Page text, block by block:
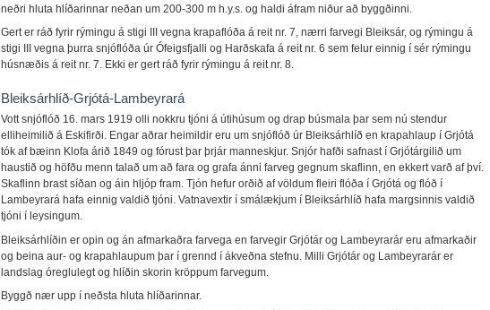
neðri hluta hlíðarinnar neðan um 200-300 m h.y.s. og haldi áfram niður að byggðinni.
Gert er ráð fyrir rýmingu á stigi III vegna krapaflóða á reit nr. 7, nærri farvegi Bleiksár, og rýmingu á
stigi III vegna þurra snjóflóða úr Ófeigsfjalli og Harðskafa á reit nr. 6 sem felur einnig í sér rýmingu
húsnæðis á reit nr. 7. Ekki er gert ráð fyrir rýmingu á reit nr. 8.
Bleiksárhlíð-Grjótá-Lambeyrará
Vott snjóflóð 16. mars 1919 olli nokkru tjóni á útihúsum og drap búsmala þar sem nú stendur
elliheimilið á Eskifirði. Engar aðrar heimildir eru um snjóflóð úr Bleiksárhlíð en krapahlaup í Grjótá
tók af bæinn Klofa árið 1849 og fórust þar þrjár manneskjur. Snjór hafði safnast í Grjótárgilið um
haustið og höfðu menn talað um að fara og grafa ánni farveg gegnum skaflinn, en ekkert varð af því.
Skaflinn brast síðan og áin hljóp fram. Tjón hefur orðið af völdum fleiri flóða í Grjótá og flóð í
Lambeyrará hafa einnig valdið tjóni. Vatnavextir í smálækjum í Bleiksárhlíð hafa margsinnis valdið
tjóni í leysingum.
Bleiksárhlíðin er opin og án afmarkaðra farvega en farvegir Grjótár og Lambeyrarár eru afmarkaðir
og beina aur- og krapahlaupum þar í grennd í ákveðna stefnu. Milli Grjótár og Lambeyrarár er
landslag óreglulegt og hlíðin skorin kröppum farvegum.
Byggð nær upp í neðsta hluta hlíðarinnar.